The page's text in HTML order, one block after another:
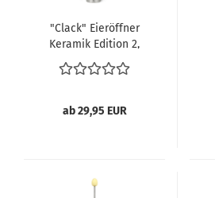
"Clack" Eieröffner
Keramik Edition 2,
Kuhflecken
ab 29,95 EUR